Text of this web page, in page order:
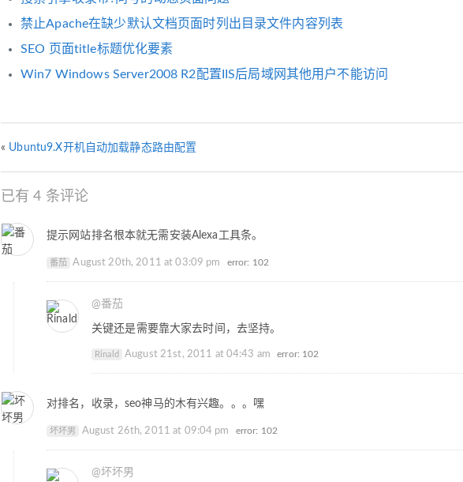
禁止Apache在缺少默认文档页面时列出目录文件内容列表
SEO 页面title标题优化要素
Win7 Windows Server2008 R2配置IIS后局域网其他用户不能访问
« Ubuntu9.X开机自动加载静态路由配置
已有 4 条评论
提示网站排名根本就无需安装Alexa工具条。
番茄 August 20th, 2011 at 03:09 pm error: 102
@番茄
关键还是需要靠大家去时间，去坚持。
Rinald August 21st, 2011 at 04:43 am error: 102
对排名，收录，seo神马的木有兴趣。。。嘿
坏坏男 August 26th, 2011 at 09:04 pm error: 102
@坏坏男